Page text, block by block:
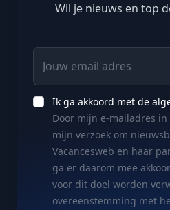
Wil je nieuws en top
Jouw email adres
Ik ga akkoord met de
Door mijn e-mailadres
mijn verzoek om
Vacancesweb en haar
ga er daarom mee
voor dit doel worden
overeenstemming met